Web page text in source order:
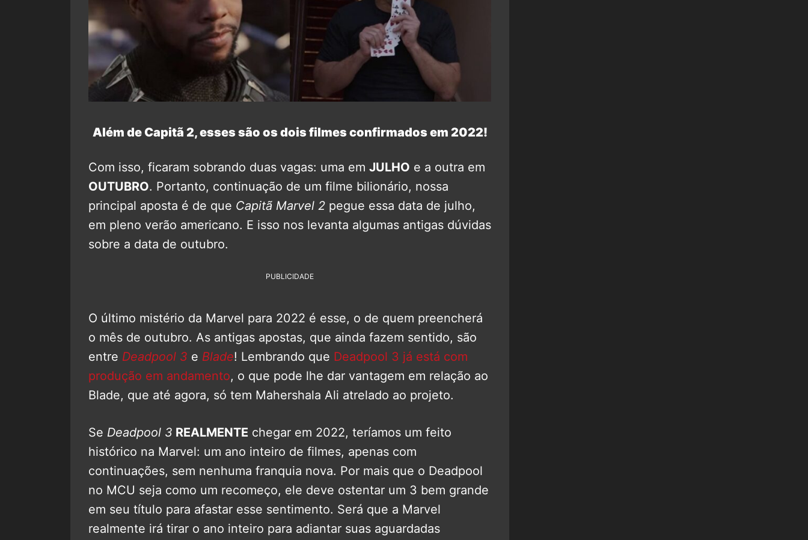
Além de Capitã 2, esses são os dois filmes confirmados em 2022!
Com isso, ficaram sobrando duas vagas: uma em JULHO e a outra em
OUTUBRO. Portanto, continuação de um filme bilionário, nossa
principal aposta é de que Capitã Marvel 2 pegue essa data de julho,
em pleno verão americano. E isso nos levanta algumas antigas dúvidas
sobre a data de outubro.
PUBLICIDADE
O último mistério da Marvel para 2022 é esse, o de quem preencherá
o mês de outubro. As antigas apostas, que ainda fazem sentido, são
entre Deadpool 3 e Blade! Lembrando que Deadpool 3 já está com
produção em andamento, o que pode lhe dar vantagem em relação ao
Blade, que até agora, só tem Mahershala Ali atrelado ao projeto.
Se Deadpool 3 REALMENTE chegar em 2022, teríamos um feito
histórico na Marvel: um ano inteiro de filmes, apenas com
continuações, sem nenhuma franquia nova. Por mais que o Deadpool
no MCU seja como um recomeço, ele deve ostentar um 3 bem grande
em seu título para afastar esse sentimento. Será que a Marvel
realmente irá tirar o ano inteiro para adiantar suas aguardadas